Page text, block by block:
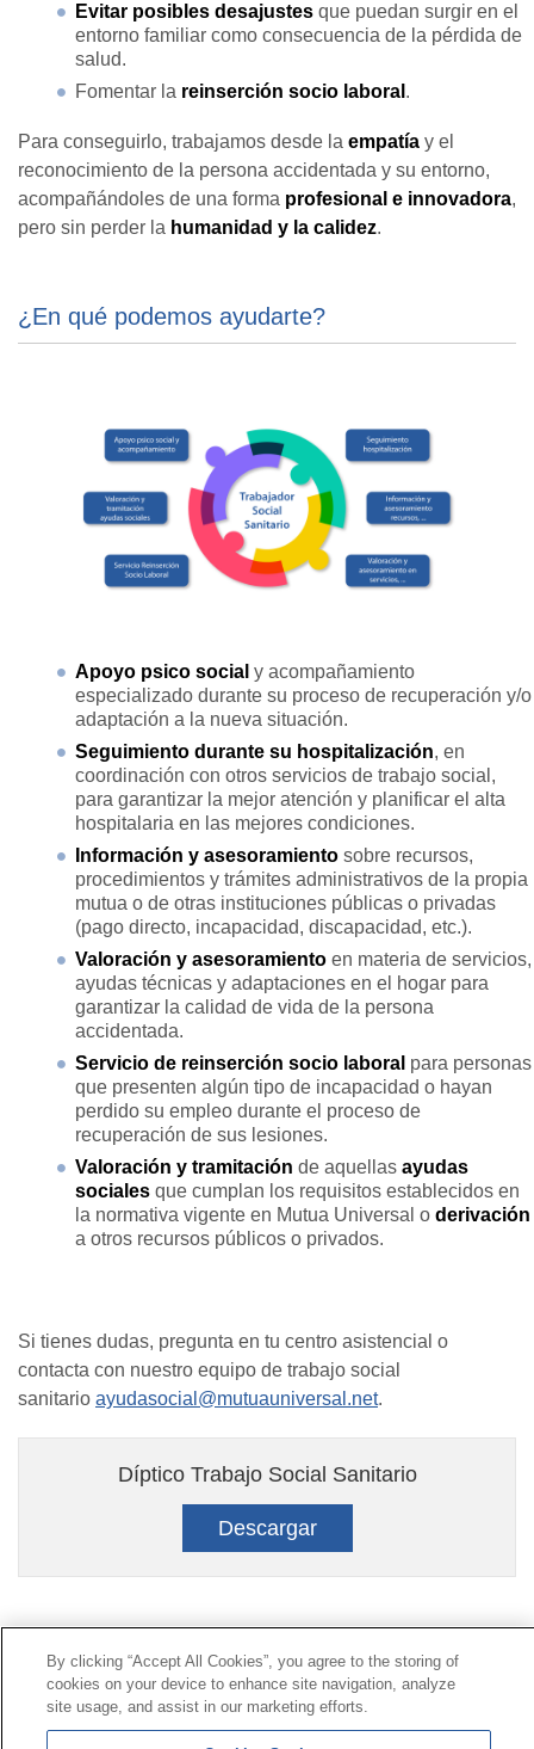
Evitar posibles desajustes que puedan surgir en el
entorno familiar como consecuencia de la pérdida de
salud.
Fomentar la reinserción socio laboral .
Para conseguirlo, trabajamos desde la empatía y el
reconocimiento de la persona accidentada y su entorno,
acompañándoles de una forma profesional e innovadora,
pero sin perder la humanidad y la calidez.
¿En qué podemos ayudarte?
Apoyo psico social y acompañamiento
especializado durante su proceso de recuperación y/o
adaptación a la nueva situación.
Seguimiento durante su hospitalización, en
coordinación con otros servicios de trabajo social,
para garantizar la mejor atención y planificar el alta
hospitalaria en las mejores condiciones.
Información y asesoramiento sobre recursos,
procedimientos y trámites administrativos de la propia
mutua o de otras instituciones públicas o privadas
(pago directo, incapacidad, discapacidad, etc.).
Valoración y asesoramiento en materia de servicios,
ayudas técnicas y adaptaciones en el hogar para
garantizar la calidad de vida de la persona
accidentada.
Servicio de reinserción socio laboral para personas
que presenten algún tipo de incapacidad o hayan
perdido su empleo durante el proceso de
recuperación de sus lesiones.
Valoración y tramitación de aquellas ayudas
sociales que cumplan los requisitos establecidos en
la normativa vigente en Mutua Universal o derivación
a otros recursos públicos o privados.
Si tienes dudas, pregunta en tu centro asistencial o
contacta con nuestro equipo de trabajo social
sanitario ayudasocial@mutuauniversal.net.
Díptico Trabajo Social Sanitario
Descargar
Contacto|Perfil del contratante|Reclamaciones
Línea Universal 900 203 203|Zona Privada Comisión de
Prestaciones Especiales|Zona Privada Proveedor
By clicking “Accept All Cookies”, you agree to the storing of
cookies on your device to enhance site navigation, analyze
site usage, and assist in our marketing efforts.